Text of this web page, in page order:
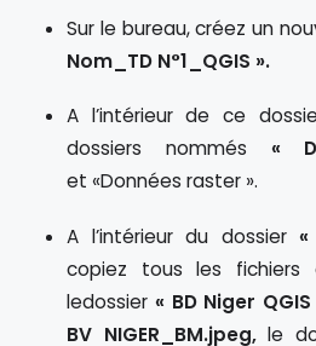
Sur le bureau, créez un
Nom_TD N°1_QGIS ».
A l’intérieur de ce
dossiers nommés «
et «Données raster ».
A l’intérieur du dossier
copiez tous les fichiers
ledossier « BD Niger QGIS
BV NIGER_BM.jpeg,le